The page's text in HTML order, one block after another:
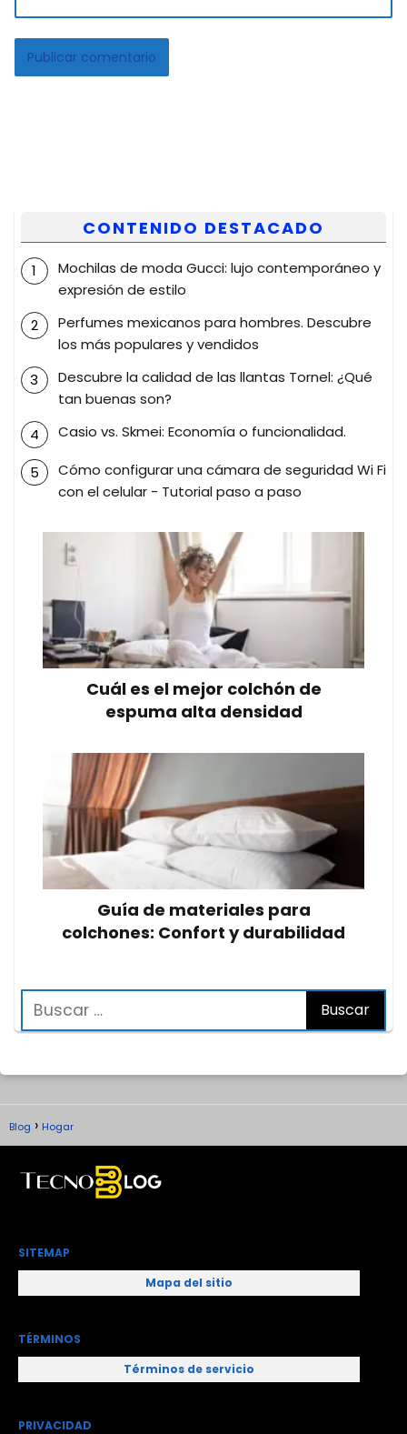
CONTENIDO DESTACADO
Mochilas de moda Gucci: lujo contemporáneo y
expresión de estilo
Perfumes mexicanos para hombres. Descubre
los más populares y vendidos
Descubre la calidad de las llantas Tornel: ¿Qué
tan buenas son?
Casio vs. Skmei: Economía o funcionalidad.
Cómo configurar una cámara de seguridad Wi Fi
con el celular - Tutorial paso a paso
Cuál es el mejor colchón de
espuma alta densidad
Guía de materiales para
colchones: Confort y durabilidad
Blog Hogar
SITEMAP
Mapa del sitio
TÉRMINOS
Términos de servicio
PRIVACIDAD